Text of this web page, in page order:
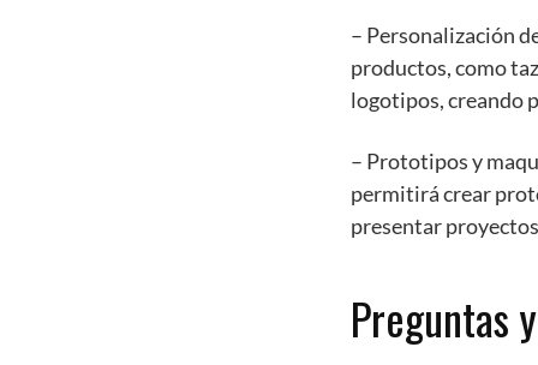
– Personalización
productos, como
logotipos, creando
– Prototipos y
permitirá crear
presentar
Preguntas